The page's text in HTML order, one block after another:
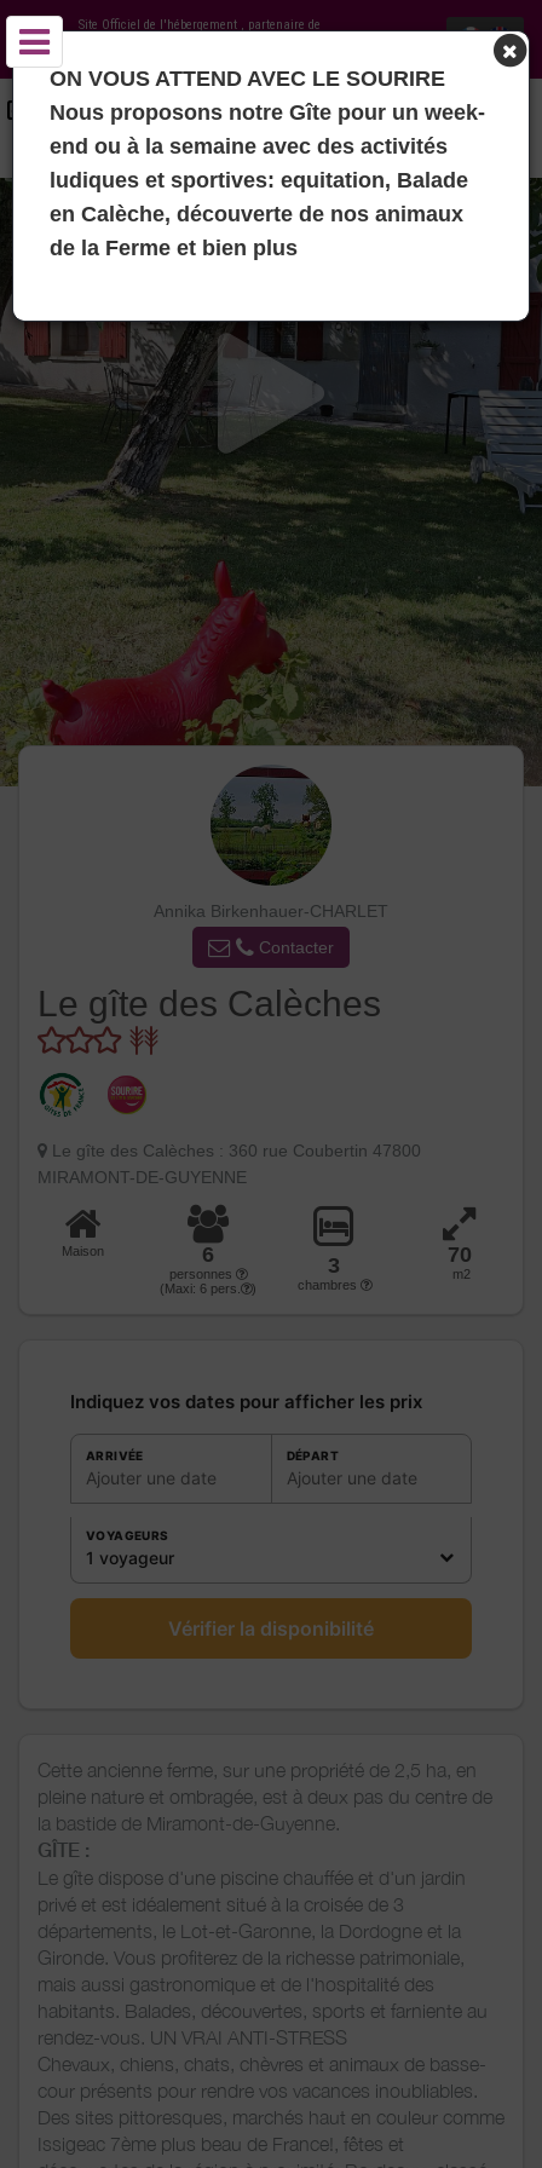
Site Officiel de l'hébergement , partenaire de
GITE DES CALÈCHES ET PROMENADES EN CALÈCHES D'ANNIKA -
MIRAMONT-DE-GUYENNE
ON VOUS ATTEND AVEC LE SOURIRE
Nous proposons notre Gîte pour un week-
end ou à la semaine avec des activités
ludiques et sportives: equitation, Balade
en Calèche, découverte de nos animaux
de la Ferme et bien plus
Annika Birkenhauer-CHARLET
Contacter
Le gîte des Calèches
Le gîte des Calèches : 360 rue Coubertin 47800
MIRAMONT-DE-GUYENNE
Maison 6
personnes
(Maxi: 6 pers. )
3
chambres
70
m2
Indiquez vos dates pour afficher les prix
ARRIVÉE
Ajouter une date
DÉPART
Ajouter une date
VOYAGEURS
1 voyageur
Vérifier la disponibilité
Cette ancienne ferme, sur une propriété de 2,5 ha, en
pleine nature et ombragée, est à deux pas du centre de
la bastide de Miramont-de-Guyenne.
GÎTE :
Le gîte dispose d'une piscine chauffée et d'un jardin
privé et est idéalement situé à la croisée de 3
départements, le Lot-et-Garonne, la Dordogne et la
Gironde. Vous profiterez de la richesse patrimoniale,
mais aussi gastronomique et de l'hospitalité des
habitants. Balades, découvertes, sports et farniente au
rendez-vous. UN VRAI ANTI-STRESS
Chevaux, chiens, chats, chèvres et animaux de basse-
cour présents pour rendre vos vacances inoubliables.
Des sites pittoresques, marchés haut en couleur comme
Issigeac 7ème plus beau de France!, fêtes et